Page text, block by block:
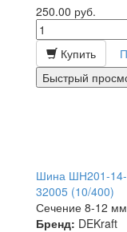
250.00 руб.
Купить
Быстрый
Шина ШН201-14-
32005 (10/400)
Сечение 8-12
Бренд: DEKraft